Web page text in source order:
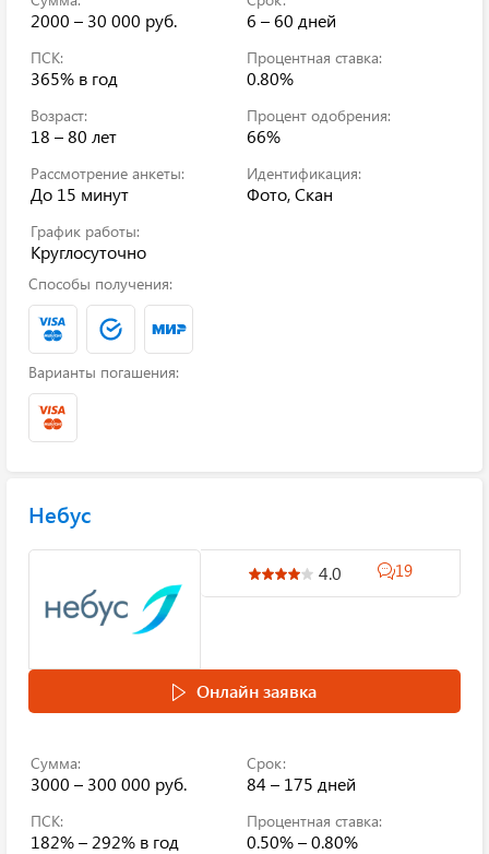
2000 – 30 000 руб. 6 – 60 дней
ПСК:
365% в год
Процентная ставка:
0.80%
Возраст:
18 – 80 лет
Процент одобрения:
66%
Рассмотрение анкеты:
До 15 минут
Идентификация:
Фото, Скан
График работы:
Круглосуточно
Способы получения:
Варианты погашения:
Небус
4.0 19
Онлайн заявка
Сумма:
3000 – 300 000 руб.
Срок:
84 – 175 дней
ПСК:
182% – 292% в год
Процентная ставка:
0.50% – 0.80%